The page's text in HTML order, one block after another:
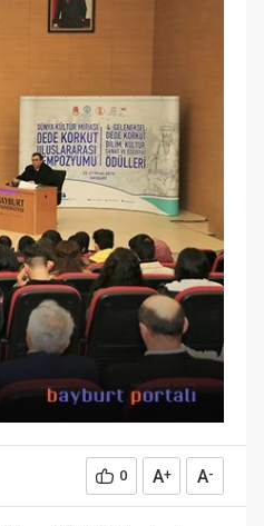
0 A+ A-
Duyularla mı, Duygularla mı
Öğreniriz?
değişiminde geniş yer etmiş
hayati öneme sahip bir olgu
olarak tarih boyunca konu olmuş
temel bir insan işlevidir. Öğrenme
eğitim bilimcilerce kişinin çevresi
ile etkileşimi sonucunda meydana
gelen kalıcı izli bilişsel, duyuşsal
ve davranışsal...